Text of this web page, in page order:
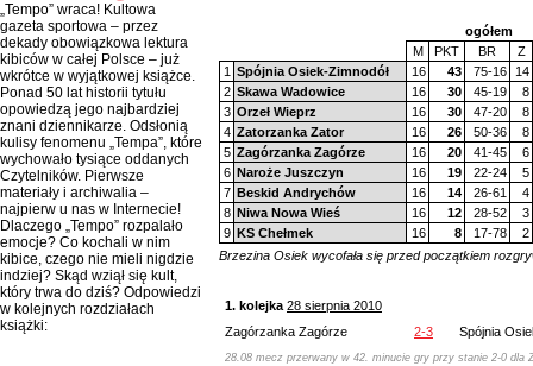
„Tempo” wraca! Kultowa
gazeta sportowa – przez
dekady obowiązkowa lektura
kibiców w całej Polsce – już
wkrótce w wyjątkowej książce.
Ponad 50 lat historii tytułu
opowiedzą jego najbardziej
znani dziennikarze. Odsłonią
kulisy fenomenu „Tempa”, które
wychowało tysiące oddanych
Czytelników. Pierwsze
materiały i archiwalia –
najpierw u nas w Internecie!
Dlaczego „Tempo” rozpalało
emocje? Co kochali w nim
kibice, czego nie mieli nigdzie
indziej? Skąd wziął się kult,
który trwa do dziś? Odpowiedzi
w kolejnych rozdziałach
książki:
ogółem
M
PKT BR
Z
1 Spójnia Osiek-Zimnodół 16 43 75-16
14
2 Skawa Wadowice 16 30 45-19
8
3 Orzeł Wieprz 16 30 47-20
8
4 Zatorzanka Zator 16 26 50-36
8
5 Zagórzanka Zagórze 16 20 41-45
6
6 Naroże Juszczyn 16 19 22-24
5
7 Beskid Andrychów 16 14 26-61
4
8 Niwa Nowa Wieś 16 12 28-52
3
9 KS Chełmek 16 8 17-78
2
Brzezina Osiek wycofała się przed początkiem
1. kolejka 28 sierpnia 2010
Zagórzanka Zagórze
2-3 Spójnia
28.08 mecz przerwany w 42. minucie gry przy stanie 2-0 dla